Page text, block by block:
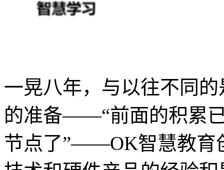
一晃八年，与以往不同
的准备——“前面的积累
节点了”——OK智慧教育